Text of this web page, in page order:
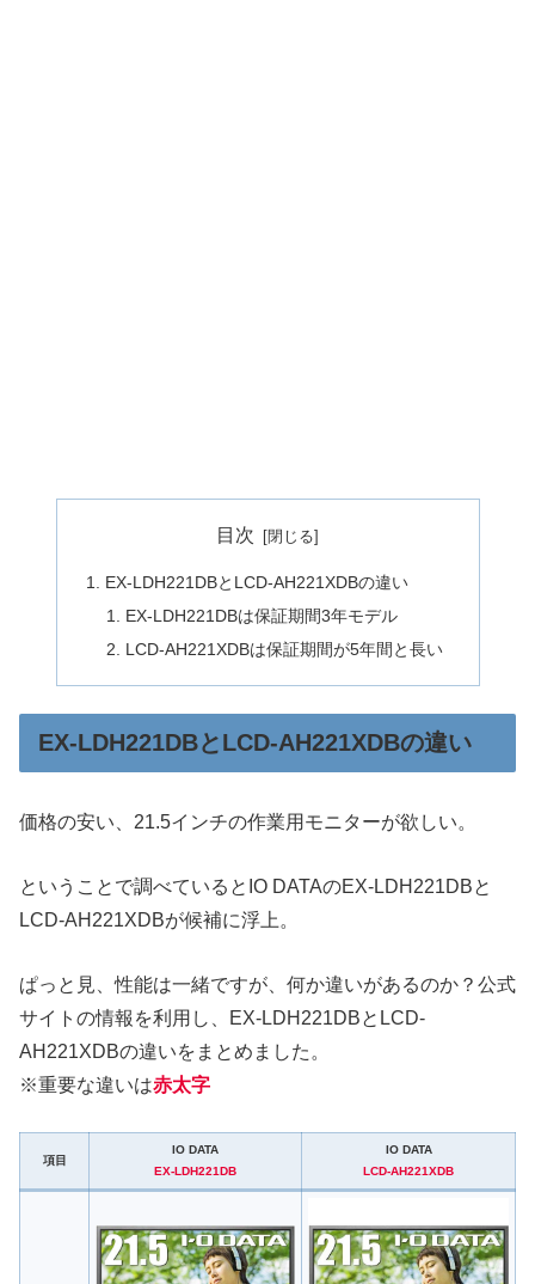
目次
EX-LDH221DBとLCD-AH221XDBの違い
EX-LDH221DBは保証期間3年モデル
LCD-AH221XDBは保証期間が5年間と長い
EX-LDH221DBとLCD-AH221XDBの違い
価格の安い、21.5インチの作業用モニターが欲しい。
ということで調べているとIO DATAのEX-LDH221DBと
LCD-AH221XDBが候補に浮上。
ぱっと見、性能は一緒ですが、何か違いがあるのか？公式
サイトの情報を利用し、EX-LDH221DBとLCD-
AH221XDBの違いをまとめました。
※重要な違いは赤太字
項目
IO DATA
EX-LDH221DB
IO DATA
LCD-AH221XDB